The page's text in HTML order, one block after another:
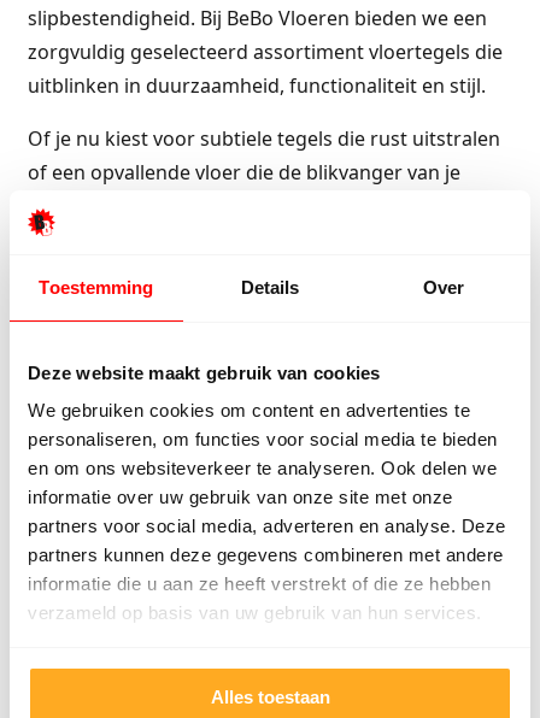
Toestemming Details Over
Deze website maakt gebruik van cookies
We gebruiken cookies om content en advertenties te
personaliseren, om functies voor social media te bieden
en om ons websiteverkeer te analyseren. Ook delen we
informatie over uw gebruik van onze site met onze
partners voor social media, adverteren en analyse. Deze
partners kunnen deze gegevens combineren met andere
informatie die u aan ze heeft verstrekt of die ze hebben
verzameld op basis van uw gebruik van hun services.
Alles toestaan
slipbestendigheid. Bij BeBo Vloeren bieden we een
zorgvuldig geselecteerd assortiment vloertegels die
uitblinken in duurzaamheid, functionaliteit en stijl.
Of je nu kiest voor subtiele tegels die rust uitstralen
of een opvallende vloer die de blikvanger van je
badkamer wordt, in onze collectie vind je
gegarandeerd wat je zoekt. Laat je inspireren en
Wandtegels voor de badkamer:
eindeloze mogelijkheden
Met dewandtegelsvan BeBo Vloeren geef je jouw
badkamer precies de uitstraling die je wenst. Of je
nu kiest voor een moderne, strakke look of een
klassiek design, onze tegels voegen altijd een
luxueus accent toe. Wist je dat je ook je
badkamermeubel kunt betegelen voor een
Bezoek onze toonzaal en ontdek de talloze